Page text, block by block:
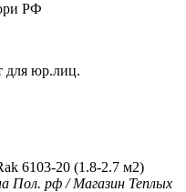
РФ
для юр.лиц.
6103-20 (1.8-2.7 м2)
Пол. рф / Магазин Теплых